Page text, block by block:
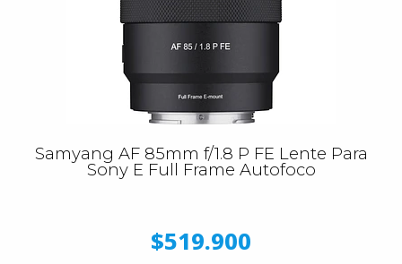
Samyang AF 85mm f/1.8 P FE Lente Para
Sony E Full Frame Autofoco
$519.900